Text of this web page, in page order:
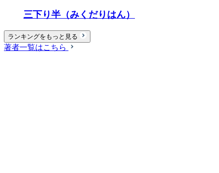
三下り半（みくだりはん）
ランキングをもっと見る
著者一覧はこちら